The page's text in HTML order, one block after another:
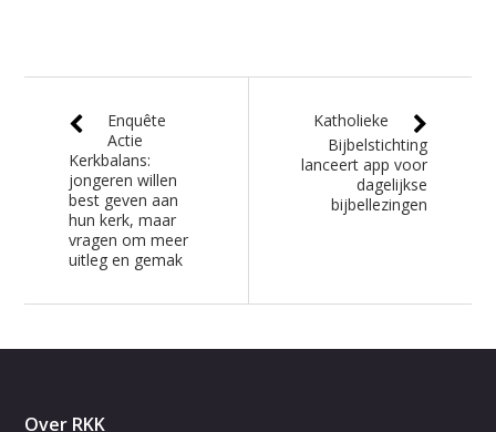
Enquête
Actie
Kerkbalans:
jongeren willen
best geven aan
hun kerk, maar
vragen om meer
uitleg en gemak
Katholieke
Bijbelstichting
lanceert app voor
dagelijkse
bijbellezingen
Over RKK